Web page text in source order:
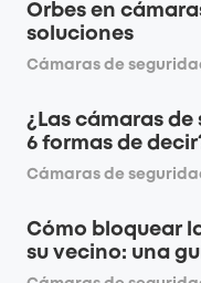
Orbes en
soluciones
Cámaras de
¿Las cámaras
6 formas de
Cámaras de
Cómo bloquear
su vecino: una